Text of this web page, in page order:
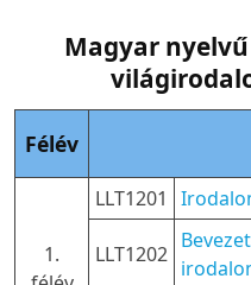
Magyar
Félév
1.
LLT1201
LLT1202